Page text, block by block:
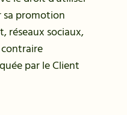
sa promotion
réseaux sociaux,
par le Client